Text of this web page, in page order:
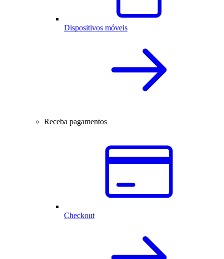
Dispositivos móveis
Receba pagamentos
Checkout